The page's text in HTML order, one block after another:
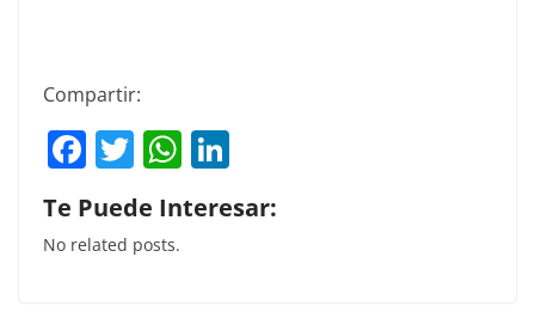
Compartir:
F
a
c
e
T
w
itt
er
W
h
at k
Te Puede Interesar:
No related posts.